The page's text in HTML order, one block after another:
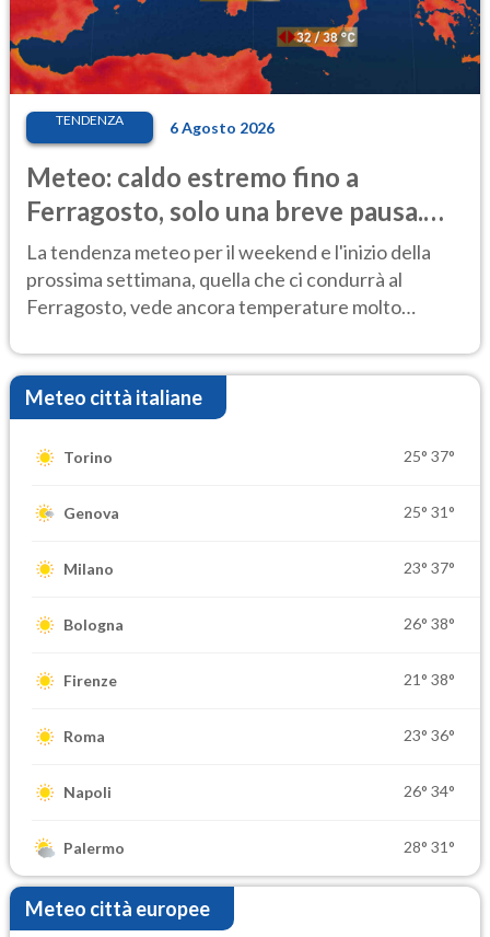
TENDENZA 6 Agosto 2026
Meteo: caldo estremo fino a
Ferragosto, solo una breve pausa.
Ecco dove
La tendenza meteo per il weekend e l'inizio della
prossima settimana, quella che ci condurrà al
Ferragosto, vede ancora temperature molto
Meteo città italiane
Torino 25° 37°
Genova 25° 31°
Milano 23° 37°
Bologna 26° 38°
Firenze 21° 38°
Roma 23° 36°
Napoli 26° 34°
Palermo 28° 31°
Meteo città europee